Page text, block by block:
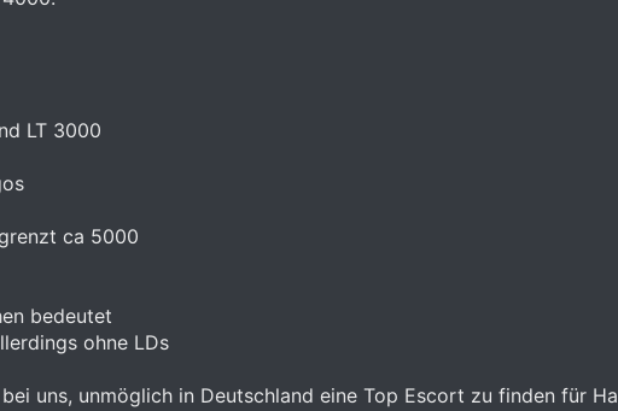
LT 3000
ca 5000
bedeutet
ohne LDs
uns, unmöglich in Deutschland eine Top Escort zu finden für